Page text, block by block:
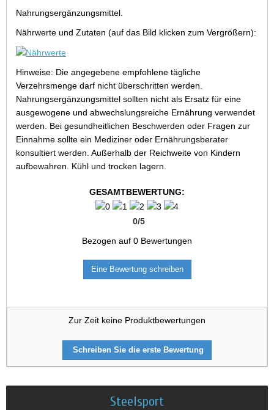
Nahrungsergänzungsmittel.
Nährwerte und Zutaten (auf das Bild klicken zum Vergrößern):
Hinweise: Die angegebene empfohlene tägliche
Verzehrsmenge darf nicht überschritten werden.
Nahrungsergänzungsmittel sollten nicht als Ersatz für eine
ausgewogene und abwechslungsreiche Ernährung verwendet
werden. Bei gesundheitlichen Beschwerden oder Fragen zur
Einnahme sollte ein Mediziner oder Ernährungsberater
konsultiert werden. Außerhalb der Reichweite von Kindern
aufbewahren. Kühl und trocken lagern.
GESAMTBEWERTUNG:
0/5
Bezogen auf 0 Bewertungen
Eine Bewertung schreiben
Zur Zeit keine Produktbewertungen
Schreiben Sie die erste Bewertung
Steelsport